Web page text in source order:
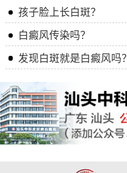
孩子脸上长白斑？
白癜风传染吗？
发现白斑就是白癜风吗？